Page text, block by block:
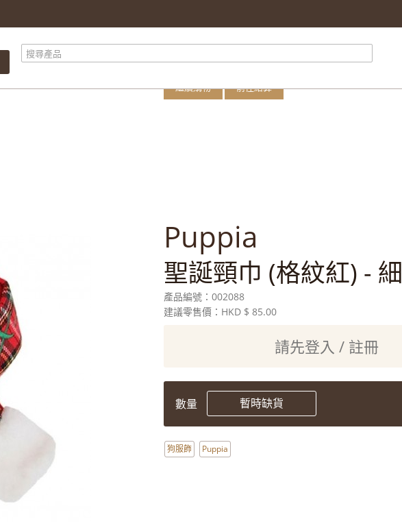
購物車內有 1 件產品。
繼續購物
前往結算
Puppia
聖誕頸巾 (格紋紅) - 細
產品編號： 002088
建議零售價：HKD $ 85.00
請先登入 / 註冊
數量 暫時缺貨
狗服飾 Puppia